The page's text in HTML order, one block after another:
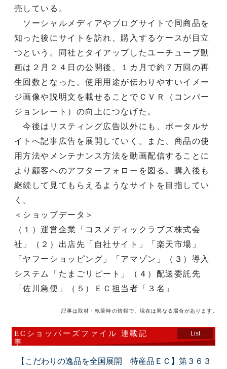
売している。
ソーシャルメディアやブログサイトで同商品を
知った後にサイトを訪れ、購入するケースが目立
つという。同社とタイアップしたユーチューブ動
画は２月２４日の公開後、１カ月で約７万回の再
生回数となった。使用用途が伝わりやすいイメー
ジ画像や説明文を載せることでＣＶＲ（コンバー
ジョンレート）の向上につなげた。
今後はリスティング広告以外にも、ポータルサ
イトへ記事広告を展開していく。また、商品の使
用方法やメンテナンス方法を動画配信することに
より顧客へのアフターフォローを図る。購入後も
継続して見てもらえるようなサイトを目指してい
く。
＜ショップデータ＞
（１）運営企業「コスメディックラブズ株式会
社」（２）出店先「自社サイト」「楽天市場」
「ヤフーショッピング」「アマゾン」（３）導入
システム「たまごリピート」（４）配送委託先
「佐川急便」（５）ＥＣ担当者「３名」
記事は取材・執筆時の情報で、現在は異なる場合があります。
ECショッパーズファイル 連載記
事
List
【こだわりの逸品を全国展開 特産品ＥＣ】第３６３